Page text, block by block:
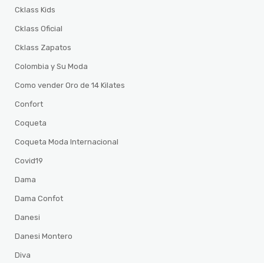
Cklass Kids
Cklass Oficial
Cklass Zapatos
Colombia y Su Moda
Como vender Oro de 14 Kilates
Confort
Coqueta
Coqueta Moda Internacional
Covid19
Dama
Dama Confot
Danesi
Danesi Montero
Diva